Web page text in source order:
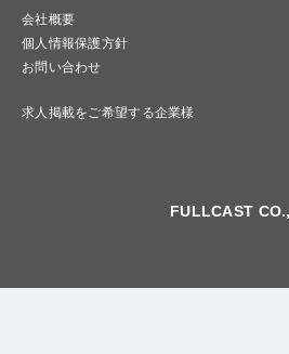
会社概要
個人情報保護方針
お問い合わせ
求人掲載をご希望する企業様
FULLCAST